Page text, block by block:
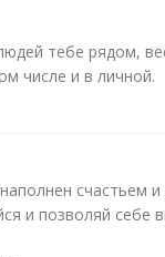
тебе рядом,
числе и в личной.
счастьем и
и позволяй себе